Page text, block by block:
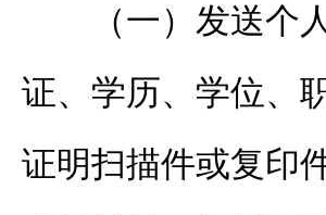
（一）发送个
证、学历、学位、
证明扫描件或复印